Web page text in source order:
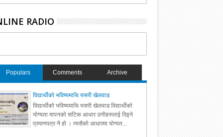
RADIO
Populars Comments Archive
विद्यार्थीको भविष्यमाथि यसरी खेलवाड
विद्यार्थीको भविष्यमाथि यसरी खेलवाड विद्यार्थीको
योग्यता मापनको सटिक आधार उनीहरुलाई दिइने
प्रमाणपत्र नै हो । त्यसैको आधारमा योग्यत...